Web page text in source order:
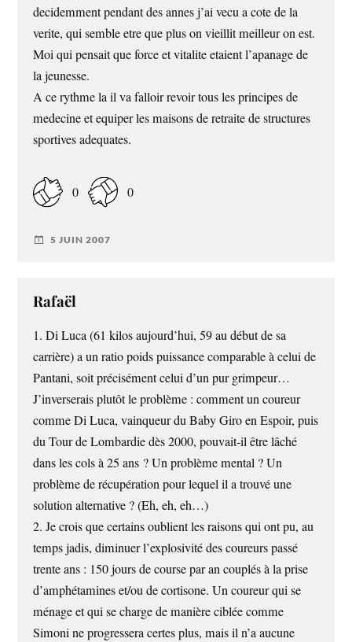
decidemment pendant des annes j’ai vecu a cote de la
verite, qui semble etre que plus on vieillit meilleur on est.
Moi qui pensait que force et vitalite etaient l’apanage de
la jeunesse.
A ce rythme la il va falloir revoir tous les principes de
medecine et equiper les maisons de retraite de structures
sportives adequates.
0 0
5 JUIN 2007
Rafaël
1. Di Luca (61 kilos aujourd’hui, 59 au début de sa
carrière) a un ratio poids puissance comparable à celui de
Pantani, soit précisément celui d’un pur grimpeur…
J’inverserais plutôt le problème : comment un coureur
comme Di Luca, vainqueur du Baby Giro en Espoir, puis
du Tour de Lombardie dès 2000, pouvait-il être lâché
dans les cols à 25 ans ? Un problème mental ? Un
problème de récupération pour lequel il a trouvé une
solution alternative ? (Eh, eh, eh…)
2. Je crois que certains oublient les raisons qui ont pu, au
temps jadis, diminuer l’explosivité des coureurs passé
trente ans : 150 jours de course par an couplés à la prise
d’amphétamines et/ou de cortisone. Un coureur qui se
ménage et qui se charge de manière ciblée comme
Simoni ne progressera certes plus, mais il n’a aucune